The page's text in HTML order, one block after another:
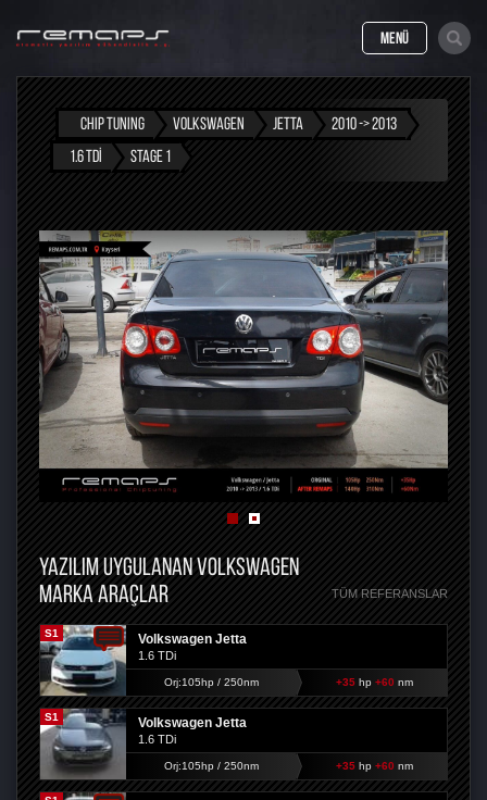
MENÜ
CHIP TUNING VOLKSWAGEN JETTA
2010 -> 2013
1.6 TDI
STAGE 1
YAZILIM UYGULANAN VOLKSWAGEN
MARKA ARAÇLAR
TÜM REFERANSLAR
S1 Volkswagen Jetta
1.6 TDi
Orj:105hp / 250nm +35hp +60 nm
S1 Volkswagen Jetta
1.6 TDi
Orj:105hp / 250nm +35hp +60 nm